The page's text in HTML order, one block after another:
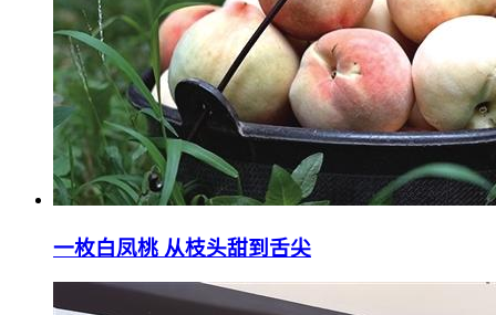
一枚白凤桃 从枝头甜到舌尖